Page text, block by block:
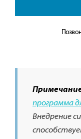
программа
Внедрение